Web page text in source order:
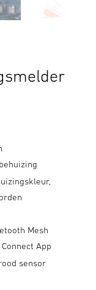
Mesh
App
sensor